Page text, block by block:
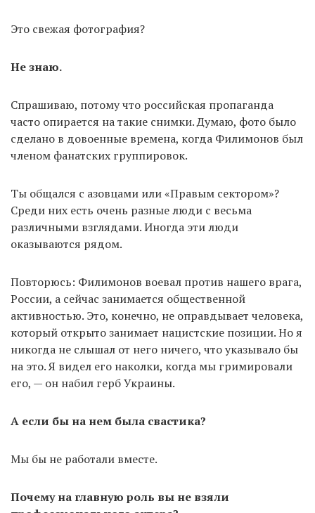
Это свежая фотография?
Не знаю.
Спрашиваю, потому что российская пропаганда
часто опирается на такие снимки. Думаю, фото было
сделано в довоенные времена, когда Филимонов был
членом фанатских группировок.
Ты общался с азовцами или «Правым сектором»?
Среди них есть очень разные люди с весьма
различными взглядами. Иногда эти люди
оказываются рядом.
Повторюсь: Филимонов воевал против нашего врага,
России, а сейчас занимается общественной
активностью. Это, конечно, не оправдывает человека,
который открыто занимает нацистские позиции. Но я
никогда не слышал от него ничего, что указывало бы
на это. Я видел его наколки, когда мы гримировали
его, — он набил герб Украины.
А если бы на нем была свастика?
Мы бы не работали вместе.
Почему на главную роль вы не взяли